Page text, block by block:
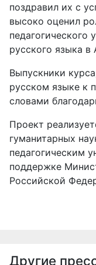
поздравил их с
высоко оценил
педагогического
русского языка в
Выпускники
русском языке к
словами
Проект
гуманитарных
педагогическим
поддержке
Российской
Другие